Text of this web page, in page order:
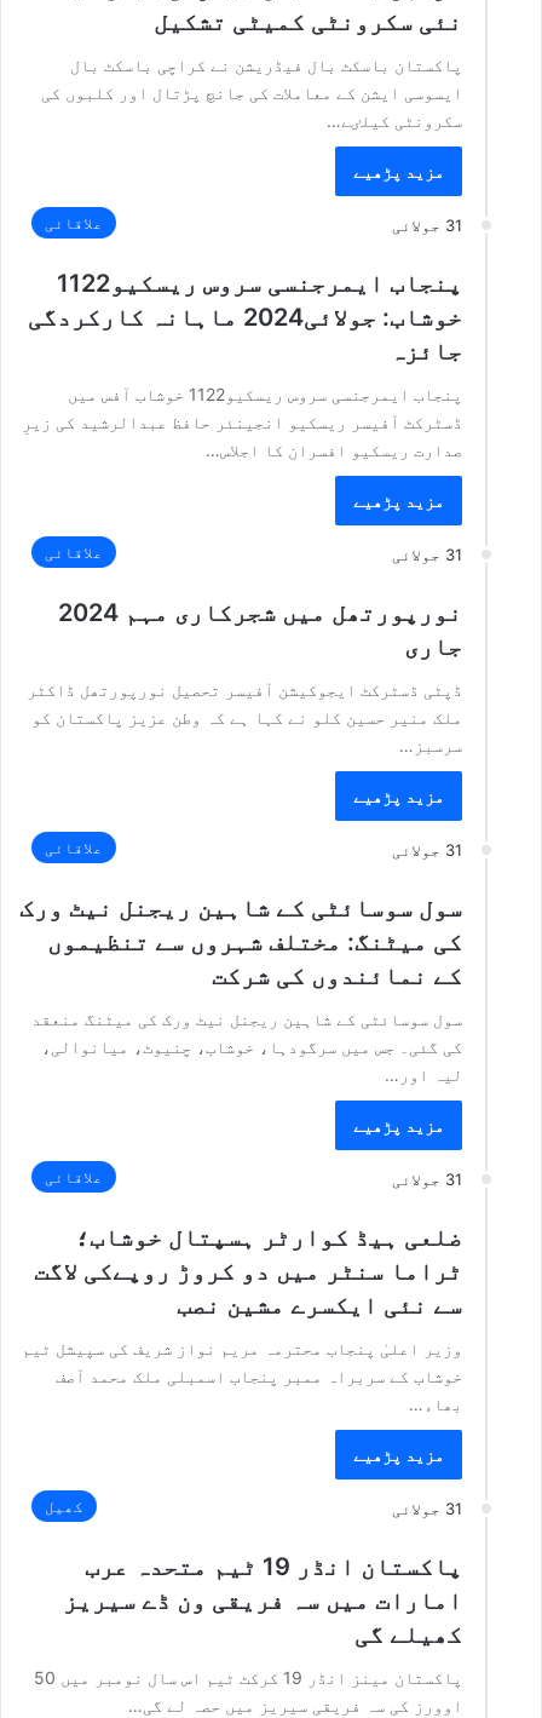
نئی سکرونٹی کمیٹی تشکیل
پاکستان باسکٹ بال فیڈریشن نے کراچی باسکٹ بال
ایسوسی ایشن کے معاملات کی جانچ پڑتال اور کلبوں کی
سکرونٹی کیلٸے…
مزید پڑھیے
31 جولائی علاقائی
پنجاب ایمرجنسی سروس ریسکیو1122
خوشاب: جولائی2024 ماہانہ کارکردگی
جائزہ
پنجاب ایمرجنسی سروس ریسکیو1122 خوشاب آفس میں
ڈسٹرکٹ آفیسر ریسکیو انجینئر حافظ عبدالرشید کی زیرِ
صدارت ریسکیو افسران کا اجلاس…
مزید پڑھیے
31 جولائی علاقائی
نورپورتھل میں شجرکاری مہم 2024
جاری
ڈپٹی ڈسٹرکٹ ایجوکیشن آفیسر تحصیل نورپورتھل ڈاکٹر
ملک منیر حسین کلو نے کہا ہے کہ وطن عزیز پاکستان کو
سرسبز…
مزید پڑھیے
31 جولائی علاقائی
سول سوسائٹی کے شاہین ریجنل نیٹ ورک
کی میٹنگ: مختلف شہروں سے تنظیموں
کے نمائندوں کی شرکت
سول سوسائٹی کے شاہین ریجنل نیٹ ورک کی میٹنگ منعقد
کی گئی۔ جس میں سرگودہا، خوشاب، چنیوٹ، میانوالی،
لیہ اور…
مزید پڑھیے
31 جولائی علاقائی
ضلعی ہیڈ کوارٹر ہسپتال خوشاب؛
ٹراما سنٹر میں دو کروڑ روپےکی لاگت
سے نئی ایکسرے مشین نصب
وزیر اعلیٰ پنجاب محترمہ مریم نواز شریف کی سپیشل ٹیم
خوشاب کے سربراہ ممبر پنجاب اسمبلی ملک محمد آصف
بھاء…
مزید پڑھیے
31 جولائی کھیل
پاکستان انڈر 19 ٹیم متحدہ عرب
امارات میں سہ فریقی ون ڈے سیریز
کھیلے گی
پاکستان مینز انڈر 19 کرکٹ ٹیم اس سال نومبر میں 50
اوورز کی سہ فریقی سیریز میں حصہ لے گی…